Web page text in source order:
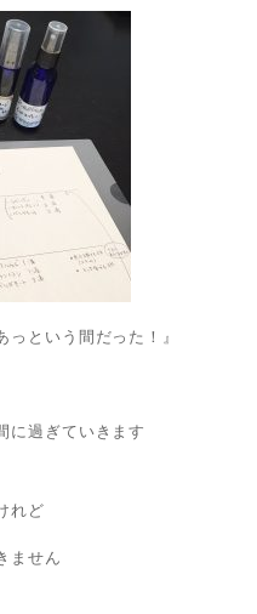
っという間だった！』
に過ぎていきます
れど
ません